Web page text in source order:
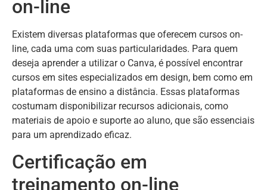
on-line
Existem diversas plataformas que oferecem cursos on-
line, cada uma com suas particularidades. Para quem
deseja aprender a utilizar o Canva, é possível encontrar
cursos em sites especializados em design, bem como em
plataformas de ensino a distância. Essas plataformas
costumam disponibilizar recursos adicionais, como
materiais de apoio e suporte ao aluno, que são essenciais
para um aprendizado eficaz.
Certificação em
treinamento on-line